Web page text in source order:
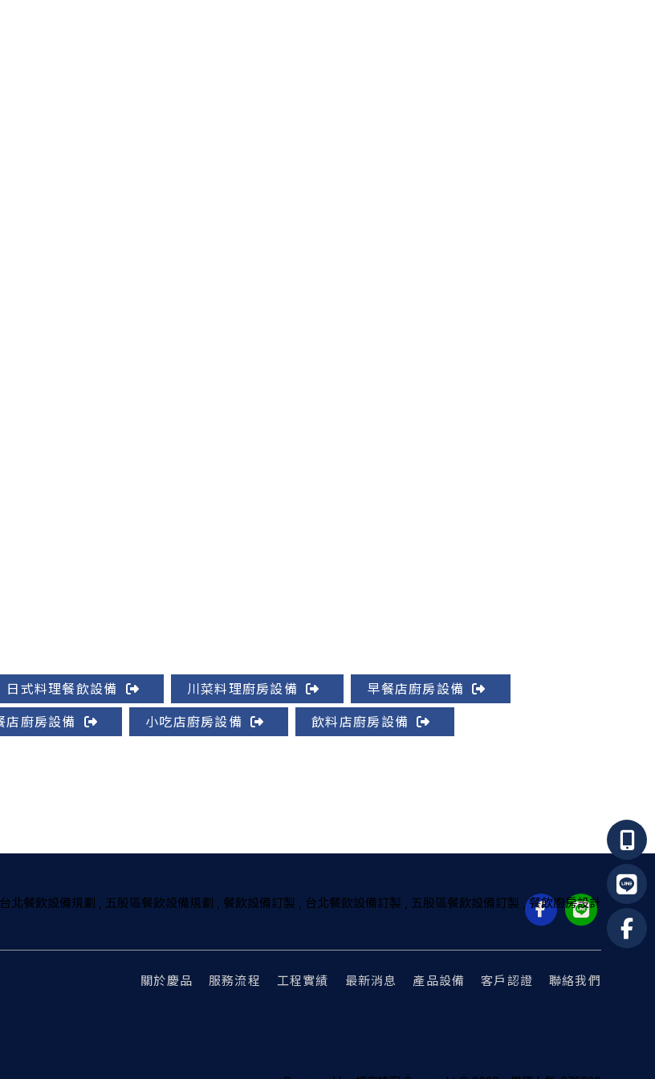
日式料理餐飲設備 川菜料理廚房設備 早餐店廚房設備
店廚房設備 小吃店廚房設備 飲料店廚房設備
關於慶品 服務流程 工程實績 最新消息 產品設備 客戶認證 聯絡我們
台北餐飲設備規劃 五股區餐飲設備規劃 餐飲設備訂製 台北餐飲設備訂製 五股區餐飲設備訂製 餐飲廚房設計